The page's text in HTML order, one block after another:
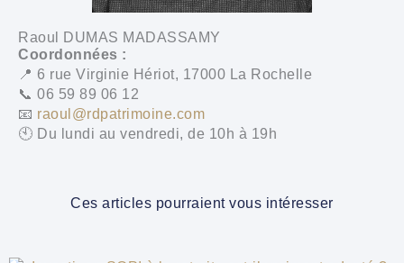
Raoul DUMAS MADASSAMY
Coordonnées :
📍 6 rue Virginie Hériot, 17000 La Rochelle
📞 06 59 89 06 12
📧 raoul@rdpatrimoine.com
🕙 Du lundi au vendredi, de 10h à 19h
Ces articles pourraient vous intéresser